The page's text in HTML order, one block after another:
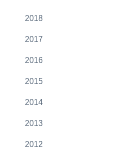
2018
2017
2016
2015
2014
2013
2012